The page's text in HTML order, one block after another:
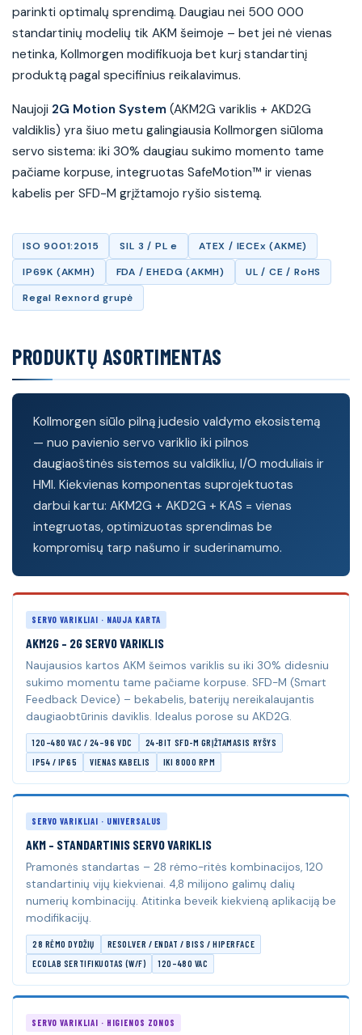
parinkti optimalų sprendimą. Daugiau nei 500 000
standartinių modelių tik AKM šeimoje – bet jei nė vienas
netinka, Kollmorgen modifikuoja bet kurį standartinį
produktą pagal specifinius reikalavimus.
Naujoji 2G Motion System (AKM2G variklis + AKD2G
valdiklis) yra šiuo metu galingiausia Kollmorgen siūloma
servo sistema: iki 30% daugiau sukimo momento tame
pačiame korpuse, integruotas SafeMotion™ ir vienas
kabelis per SFD-M grįžtamojo ryšio sistemą.
ISO 9001:2015 SIL 3 / PL e
ATEX / IECEx (AKME)
IP69K (AKMH)
FDA / EHEDG (AKMH)
UL / CE / RoHS
Regal Rexnord grupė
PRODUKTŲ ASORTIMENTAS
Kollmorgen siūlo pilną judesio valdymo ekosistemą
— nuo pavienio servo variklio iki pilnos
daugiaoštinės sistemos su valdikliu, I/O moduliais ir
HMI. Kiekvienas komponentas suprojektuotas
darbui kartu: AKM2G + AKD2G + KAS = vienas
integruotas, optimizuotas sprendimas be
kompromisų tarp našumo ir suderinamumo.
SERVO VARIKLIAI · NAUJA KARTA
AKM2G – 2G SERVO VARIKLIS
Naujausios kartos AKM šeimos variklis su iki 30% didesniu
sukimo momentu tame pačiame korpuse. SFD-M (Smart
Feedback Device) – bekabelis, baterijų nereikalaujantis
daugiaobtūrinis daviklis. Idealus porose su AKD2G.
120–480 VAC / 24–96 VDC
24-BIT SFD-M GRĮŽTAMASIS RYŠYS
IP54 / IP65
VIENAS KABELIS IKI 8000 RPM
SERVO VARIKLIAI · UNIVERSALUS
AKM – STANDARTINIS SERVO VARIKLIS
Pramonės standartas – 28 rėmo-ritės kombinacijos, 120
standartinių vijų kiekvienai. 4,8 milijono galimų dalių
numerių kombinacijų. Atitinka beveik kiekvieną aplikaciją be
modifikacijų.
28 RĖMO DYDŽIŲ
RESOLVER / ENDAT / BISS / HIPERFACE
ECOLAB SERTIFIKUOTAS (W/F)
120–480 VAC
SERVO VARIKLIAI · HIGIENOS ZONOS